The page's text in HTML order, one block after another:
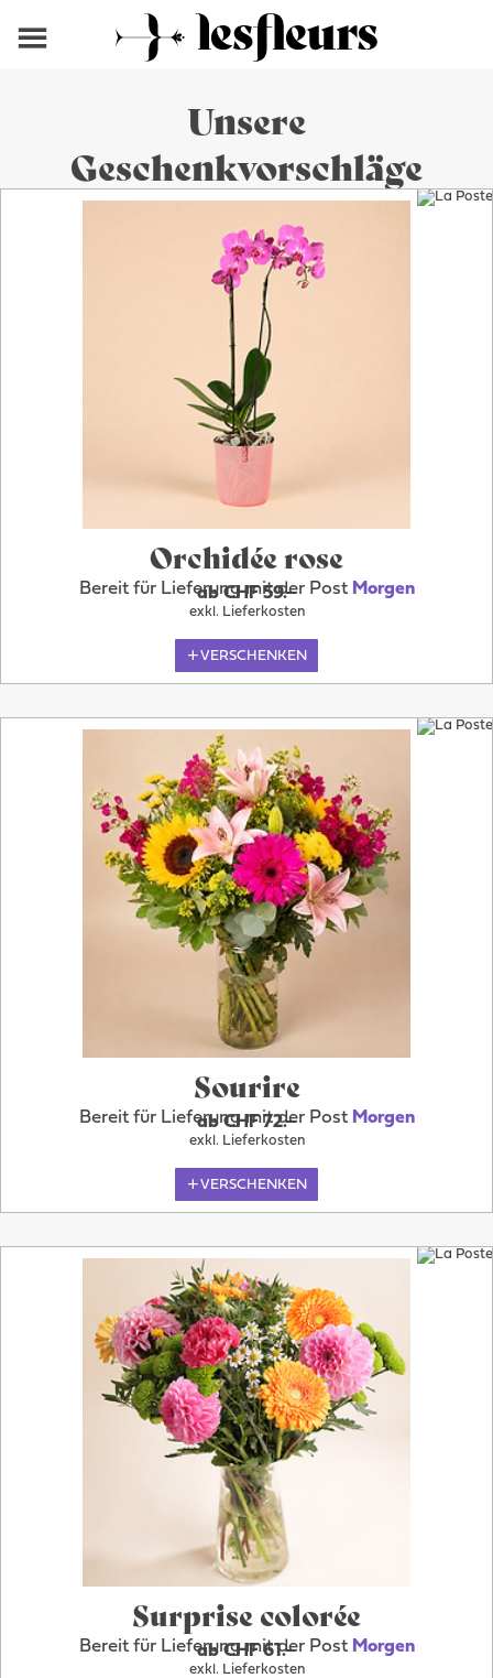
Unsere
Geschenkvorschläge
Orchidée rose
Bereit für Lieferung mit der Post Morgen
ab CHF 59.–
exkl. Lieferkosten
VERSCHENKEN
Sourire
Bereit für Lieferung mit der Post Morgen
ab CHF 72.–
exkl. Lieferkosten
VERSCHENKEN
Surprise colorée
Bereit für Lieferung mit der Post Morgen
ab CHF 61.–
exkl. Lieferkosten